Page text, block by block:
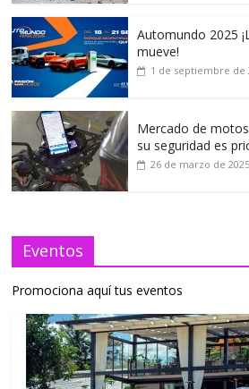
Automundo 2025
mueve!
1 de septiembre de
Mercado de
su seguridad es
26 de marzo de 2025
Eventos
Promociona aquí tus eventos